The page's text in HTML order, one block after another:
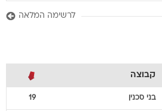
לרשימה המלאה
קבוצה
בני סכנין 19